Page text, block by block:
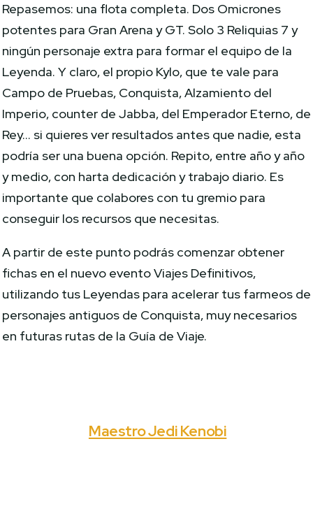
Repasemos: una flota completa. Dos Omicrones
potentes para Gran Arena y GT. Solo 3 Reliquias 7 y
ningún personaje extra para formar el equipo de la
Leyenda. Y claro, el propio Kylo, que te vale para
Campo de Pruebas, Conquista, Alzamiento del
Imperio, counter de Jabba, del Emperador Eterno, de
Rey… si quieres ver resultados antes que nadie, esta
podría ser una buena opción. Repito, entre año y año
y medio, con harta dedicación y trabajo diario. Es
importante que colabores con tu gremio para
conseguir los recursos que necesitas.
A partir de este punto podrás comenzar obtener
fichas en el nuevo evento Viajes Definitivos,
utilizando tus Leyendas para acelerar tus farmeos de
personajes antiguos de Conquista, muy necesarios
en futuras rutas de la Guía de Viaje.
Maestro Jedi Kenobi